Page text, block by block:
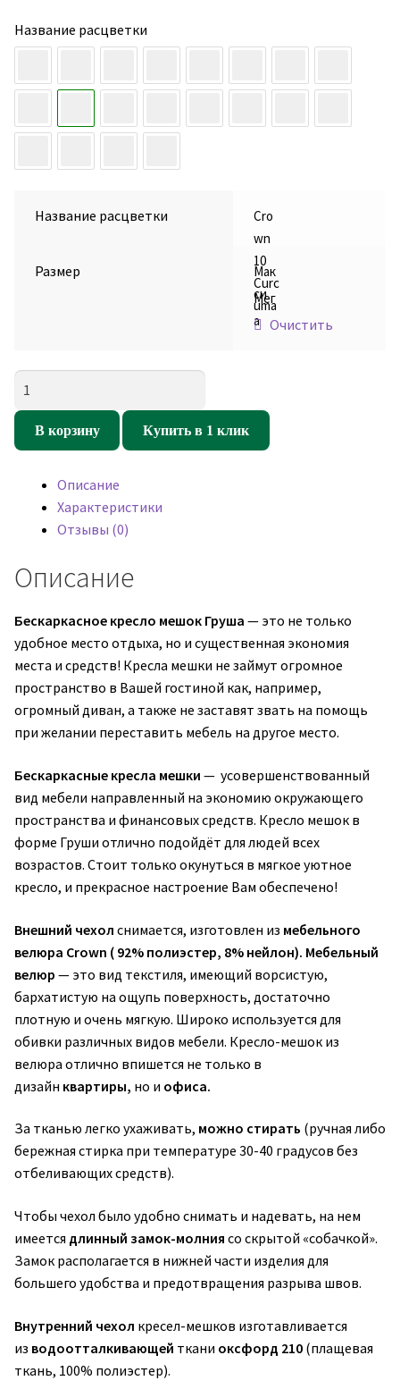
Название расцветки
Название расцветки
Cro
wn
10
Curc
uma
Размер
Мак
си
Мег
а
Очистить
Кресло
мешок
Crown
Curcuma
В корзину Купить в 1 клик
Описание
Характеристики
Отзывы (0)
Описание
Бескаркасное кресло мешок Груша — это не только
удобное место отдыха, но и существенная экономия
места и средств! Кресла мешки не займут огромное
пространство в Вашей гостиной как, например,
огромный диван, а также не заставят звать на помощь
при желании переставить мебель на другое место.
Бескаркасные кресла мешки — усовершенствованный
вид мебели направленный на экономию окружающего
пространства и финансовых средств. Кресло мешок в
форме Груши отлично подойдёт для людей всех
возрастов. Стоит только окунуться в мягкое уютное
кресло, и прекрасное настроение Вам обеспечено!
Внешний чехол снимается, изготовлен из мебельного
велюра Crown ( 92% полиэстер, 8% нейлон). Мебельный
велюр — это вид текстиля, имеющий ворсистую,
бархатистую на ощупь поверхность, достаточно
плотную и очень мягкую. Широко используется для
обивки различных видов мебели. Кресло-мешок из
велюра отлично впишется не только в
дизайн квартиры, но и офиса.
За тканью легко ухаживать, можно стирать (ручная либо
бережная стирка при температуре 30-40 градусов без
отбеливающих средств).
Чтобы чехол было удобно снимать и надевать, на нем
имеется длинный замок-молния со скрытой «собачкой».
Замок располагается в нижней части изделия для
большего удобства и предотвращения разрыва швов.
Внутренний чехол кресел-мешков изготавливается
из водоотталкивающей ткани оксфорд 210 (плащевая
ткань, 100% полиэстер).